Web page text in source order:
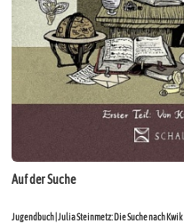
Auf der Suche
Jugendbuch | Julia Steinmetz: Die Suche nach Kwik